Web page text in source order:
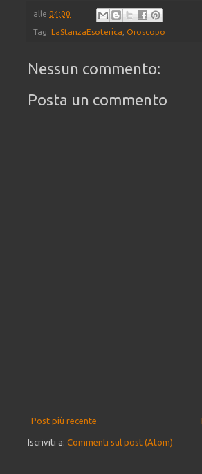
alle 04:00
Tag: LaStanzaEsoterica Oroscopo
Nessun commento:
Posta un commento
Post più recente
Iscriviti a: Commenti sul post (Atom)